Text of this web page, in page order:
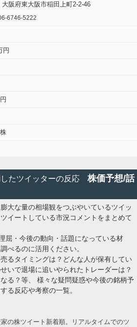
大阪府東大阪市稲田上町2-2-46
TEL6746-5222
円
たツイッターの反応 株価予想/話
大な量の相場観をつぶやいているツイッ
イートしている市況コメントをまとめて
屈・今後の動向・話題になっている材
べるのに活用ください。
るタイミングは？どんな人が保有してい
いで退場に追いやられたトレーダーは？
る？等、 様々な疑問疑惑や今後の銘柄予
る反応や考察の一覧。
の株ツイート新着順。リアルタイムでのツ